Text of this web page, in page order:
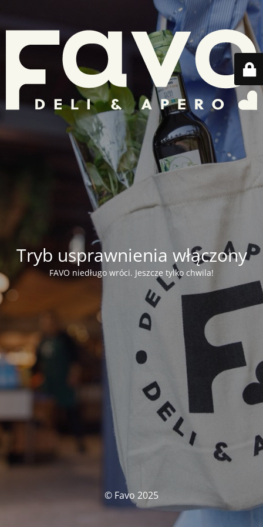
Tryb usprawnienia włączony
FAVO niedługo wróci. Jeszcze tylko chwila!
© Favo 2025